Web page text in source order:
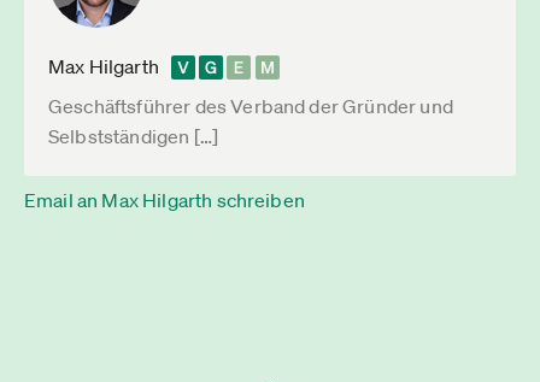
Max Hilgarth
Geschäftsführer des Verband der Gründer und
Selbstständigen […]
Email an Max Hilgarth schreiben